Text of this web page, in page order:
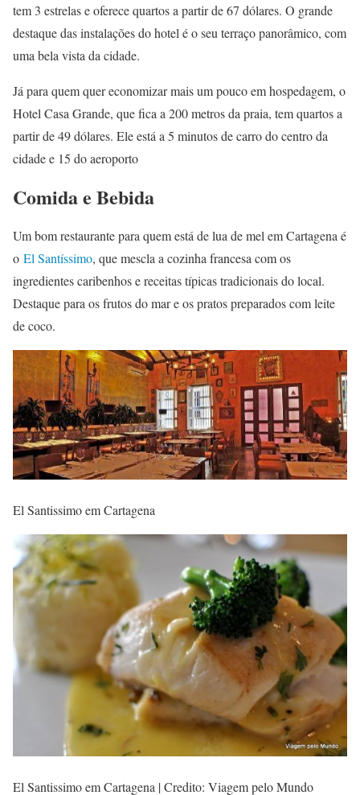
tem 3 estrelas e oferece quartos a partir de 67 dólares. O grande
destaque das instalações do hotel é o seu terraço panorâmico, com
uma bela vista da cidade.
Já para quem quer economizar mais um pouco em hospedagem, o
Hotel Casa Grande, que fica a 200 metros da praia, tem quartos a
partir de 49 dólares. Ele está a 5 minutos de carro do centro da
cidade e 15 do aeroporto
Comida e Bebida
Um bom restaurante para quem está de lua de mel em Cartagena é
o El Santíssimo, que mescla a cozinha francesa com os
ingredientes caribenhos e receitas típicas tradicionais do local.
Destaque para os frutos do mar e os pratos preparados com leite
de coco.
El Santissimo em Cartagena
El Santissimo em Cartagena | Credito: Viagem pelo Mundo